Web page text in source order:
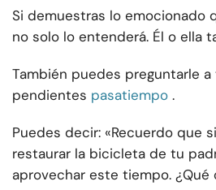
Si demuestras lo emocionado
no solo lo entenderá. Él o ella
También puedes preguntarle
pendientes pasatiempo .
Puedes decir: «Recuerdo que
restaurar la bicicleta de tu
aprovechar este tiempo. ¿Qué